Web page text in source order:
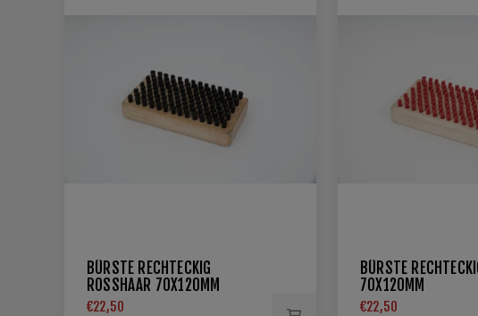
BÜRSTE RECHTECKIG
ROSSHAAR 70X120MM
€22,50
BÜRSTE
70X120MM
€22,50